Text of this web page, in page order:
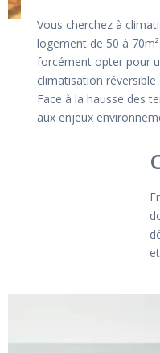
Vous cherchez à
logement de 50 à
forcément opter pour
climatisation réversible
Face à la hausse des
aux enjeux